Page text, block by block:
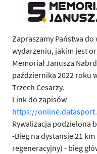
Zapraszamy Państwa
wydarzeniu, jakim jest
Memoriał Janusza
października 2022 roku
Trzech Cesarzy.
Link do zapisów
https://
Rywalizacja podzielona
-Bieg na dystansie 21
regeneracyjny) - bieg